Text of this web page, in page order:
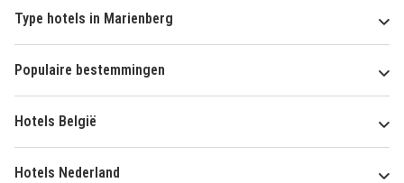
Type hotels in Marienberg
Populaire bestemmingen
Hotels België
Hotels Nederland